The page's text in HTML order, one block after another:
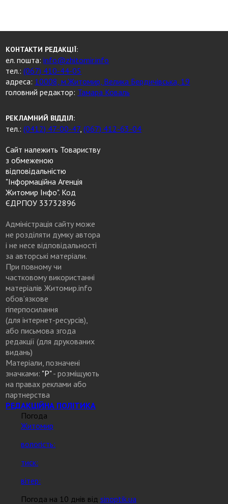
КОНТАКТИ РЕДАКЦІЇ:
ел. пошта:info@zhitomir.info
тел.:(067) 410-44-05
адреса: 10008, м.Житомир, Велика Бердичівська, 19
головний редактор: Тамара Коваль
РЕКЛАМНИЙ ВІДДІЛ:
тел.:(0412) 47-00-47,(067) 412-63-04
Сайт належить Товариству
з обмеженою
відповідальністю
"Інформаційна Агенція
Житомир Інфо". Код
ЄДРПОУ 33732896
Адміністрація сайту може
не розділяти думку автора
і не несе відповідальності
за авторські матеріали.
При повному чи
частковому використанні
матеріалів Житомир.info
обов’язкове
гіперпосилання
(для інтернет-ресурсів),
або письмова згода
редакції (для друкованих
видань)
Матеріали, позначені
значками: "Р"- розміщують
на правах реклами або
партнерства
РЕДАКЦІЙНА ПОЛІТИКА
Погода
Житомир
вологість:
тиск:
вітер:
Погода на 10 днів відsinoptik.ua